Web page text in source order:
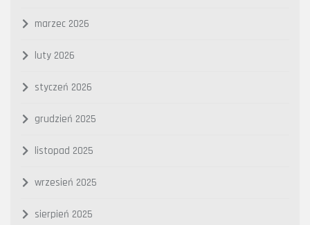
marzec 2026
luty 2026
styczeń 2026
grudzień 2025
listopad 2025
wrzesień 2025
sierpień 2025